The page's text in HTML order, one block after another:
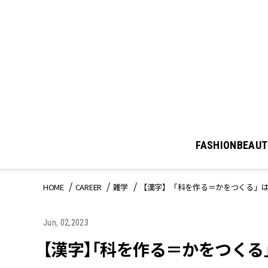
FASHION
HOME CAREER 雑学 【漢字】「科を作る＝かをつくる
Jun, 02,2023
【漢字】「科を作る＝かをつく